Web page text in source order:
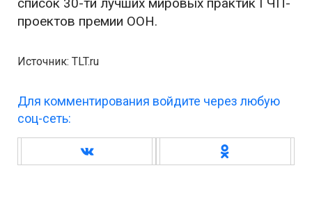
проектов премии ООН.
Источник: TLT.ru
Для комментирования войдите через любую
соц-сеть: